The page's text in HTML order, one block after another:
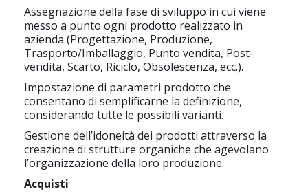
Assegnazione della fase di sviluppo in cui viene
messo a punto ogni prodotto realizzato in
azienda (Progettazione, Produzione,
Trasporto/Imballaggio, Punto vendita, Post-
vendita, Scarto, Riciclo, Obsolescenza, ecc.).
Impostazione di parametri prodotto che
consentano di semplificarne la definizione,
considerando tutte le possibili varianti.
Gestione dell’idoneità dei prodotti attraverso la
creazione di strutture organiche che agevolano
l’organizzazione della loro produzione.
Acquisti